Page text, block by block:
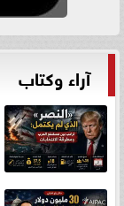
آراء وكتاب